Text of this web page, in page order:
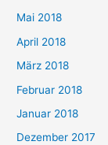
Mai 2018
April 2018
März 2018
Februar 2018
Januar 2018
Dezember 2017